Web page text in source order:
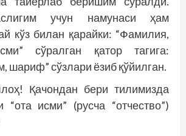
учун намунаси ҳам
кўз билан қарайки: “Фамилия,
сўралган қатор тагига:
шариф” сўзлари ёзиб қўйилган.
Қачондан бери тилимизда
“ота исми” (русча “отчество”)